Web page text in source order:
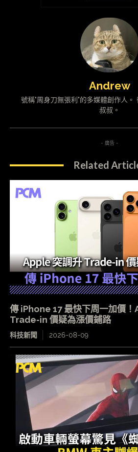
Andrew
號稱"周身刀無張利"的多媒體創作人。
叔叔。
- 廣告 -
Related
傳 iPhone 17 最快下周一加價
Trade-in 價疑為漲價鋪路
科技新聞 2026-08-09